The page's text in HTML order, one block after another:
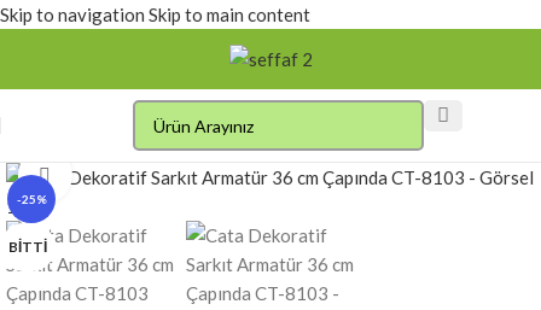
Skip to navigation Skip to main content
-25%
BITTI
Click to enlarge